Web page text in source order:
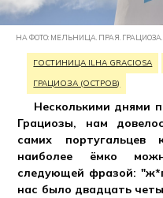
НА ФОТО: МЕЛЬНИЦА. ПРАЯ. ГРАЦИОЗА.
ГОСТИНИЦА ILHA GRACIOSA
ГРАЦИОЗА (ОСТРОВ)
Несколькими днями
Грациозы, нам
самих португальцев
наиболее ёмко
следующей фразой:
нас было двадцать